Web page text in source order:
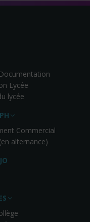
Lycée
lycée
Commercial
alternance)